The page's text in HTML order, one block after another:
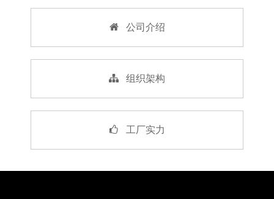
公司介绍
组织架构
工厂实力